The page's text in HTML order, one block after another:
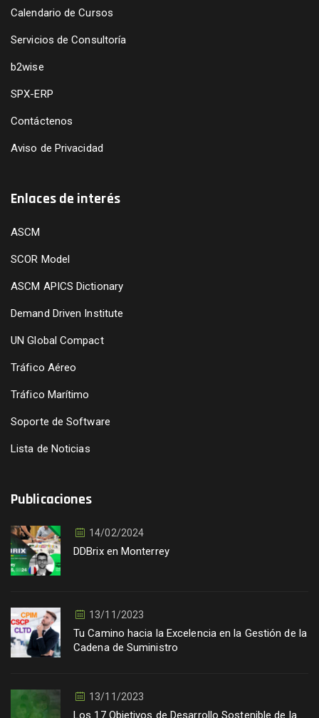
Calendario de Cursos
Servicios de Consultoría
b2wise
SPX-ERP
Contáctenos
Aviso de Privacidad
Enlaces de interés
ASCM
SCOR Model
ASCM APICS Dictionary
Demand Driven Institute
UN Global Compact
Tráfico Aéreo
Tráfico Marítimo
Soporte de Software
Lista de Noticias
Publicaciones
14/02/2024
DDBrix en Monterrey
13/11/2023
Tu Camino hacia la Excelencia en la Gestión de la
Cadena de Suministro
13/11/2023
Los 17 Objetivos de Desarrollo Sostenible de la